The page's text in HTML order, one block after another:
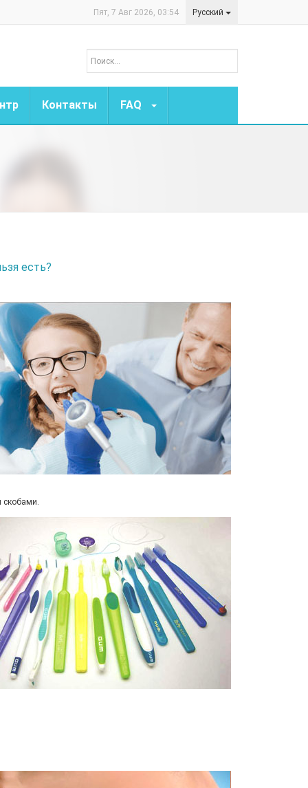
Русский
Пят, 7 Авг 2026, 03:54
Контакты FAQ
есть?
скобами.